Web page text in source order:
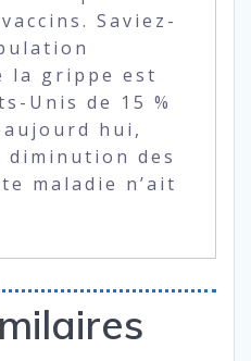
Saviez-
la grippe est
Unis de 15 %
aujourd hui,
diminution des
maladie n’ait